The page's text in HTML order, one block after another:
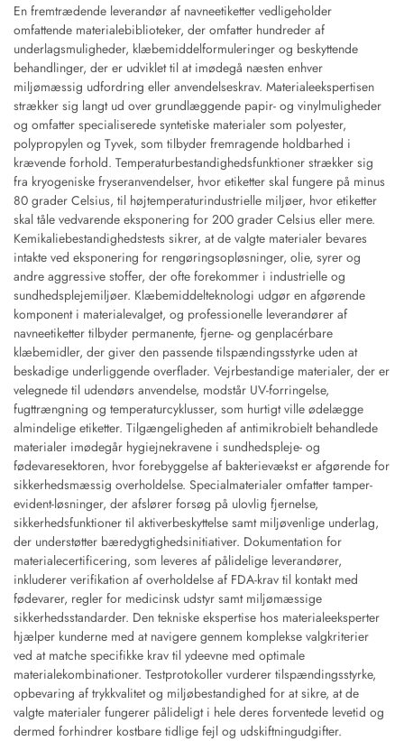
En fremtrædende leverandør af navneetiketter vedligeholder
omfattende materialebiblioteker, der omfatter hundreder af
underlagsmuligheder, klæbemiddelformuleringer og beskyttende
behandlinger, der er udviklet til at imødegå næsten enhver
miljømæssig udfordring eller anvendelseskrav. Materialeekspertisen
strækker sig langt ud over grundlæggende papir- og vinylmuligheder
og omfatter specialiserede syntetiske materialer som polyester,
polypropylen og Tyvek, som tilbyder fremragende holdbarhed i
krævende forhold. Temperaturbestandighedsfunktioner strækker sig
fra kryogeniske fryseranvendelser, hvor etiketter skal fungere på minus
80 grader Celsius, til højtemperaturindustrielle miljøer, hvor etiketter
skal tåle vedvarende eksponering for 200 grader Celsius eller mere.
Kemikaliebestandighedstests sikrer, at de valgte materialer bevares
intakte ved eksponering for rengøringsopløsninger, olie, syrer og
andre aggressive stoffer, der ofte forekommer i industrielle og
sundhedsplejemiljøer. Klæbemiddelteknologi udgør en afgørende
komponent i materialevalget, og professionelle leverandører af
navneetiketter tilbyder permanente, fjerne- og genplacérbare
klæbemidler, der giver den passende tilspændingsstyrke uden at
beskadige underliggende overflader. Vejrbestandige materialer, der er
velegnede til udendørs anvendelse, modstår UV-forringelse,
fugttrængning og temperaturcyklusser, som hurtigt ville ødelægge
almindelige etiketter. Tilgængeligheden af antimikrobielt behandlede
materialer imødegår hygiejnekravene i sundhedspleje- og
fødevaresektoren, hvor forebyggelse af bakterievækst er afgørende for
sikkerhedsmæssig overholdelse. Specialmaterialer omfatter tamper-
evident-løsninger, der afslører forsøg på ulovlig fjernelse,
sikkerhedsfunktioner til aktiverbeskyttelse samt miljøvenlige underlag,
der understøtter bæredygtighedsinitiativer. Dokumentation for
materialecertificering, som leveres af pålidelige leverandører,
inkluderer verifikation af overholdelse af FDA-krav til kontakt med
fødevarer, regler for medicinsk udstyr samt miljømæssige
sikkerhedsstandarder. Den tekniske ekspertise hos materialeeksperter
hjælper kunderne med at navigere gennem komplekse valgkriterier
ved at matche specifikke krav til ydeevne med optimale
materialekombinationer. Testprotokoller vurderer tilspændingsstyrke,
opbevaring af trykkvalitet og miljøbestandighed for at sikre, at de
valgte materialer fungerer pålideligt i hele deres forventede levetid og
dermed forhindrer kostbare tidlige fejl og udskiftningudgifter.